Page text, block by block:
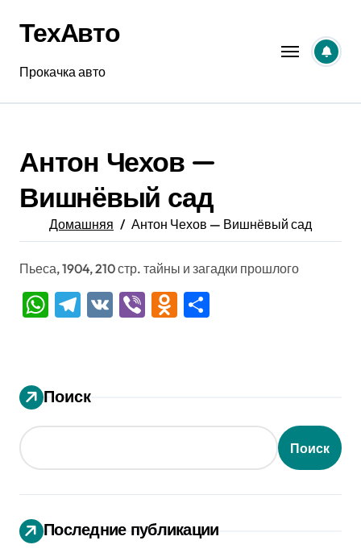
содержанию
ТехАвто
Прокачка авто
Антон Чехов —
Вишнёвый сад
Домашняя Антон Чехов — Вишнёвый сад
Пьеса, 1904, 210 стр. тайны и загадки прошлого
WhatsApp
Telegram
VK ViberOdnoklassniki
Поиск
Поиск
Последние публикации